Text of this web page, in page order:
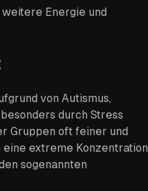
Energie und
von Autismus,
durch Stress
Gruppen oft feiner und
extreme Konzentration
sogenannten